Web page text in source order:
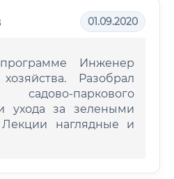
01.09.2020
Инженер
Разобрал
паркового
ухода за зелеными
наглядные и